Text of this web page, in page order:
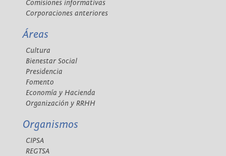
Comisiones informativas
Corporaciones anteriores
Áreas
Cultura
Bienestar Social
Presidencia
Fomento
Economía y Hacienda
Organización y RRHH
Organismos
CIPSA
REGTSA